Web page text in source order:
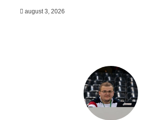
august 3, 2026